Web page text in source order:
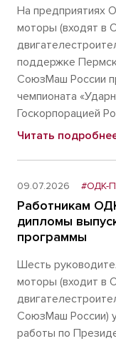
На предприятиях
моторы (входят в
поддержке
СоюзМаш России
чемпионата
Госкорпорацией
Читать
09.07.2026 #ОДК-
Работникам
дипломы
программы
Шесть
моторы (входит в
СоюзМаш России)
работы по